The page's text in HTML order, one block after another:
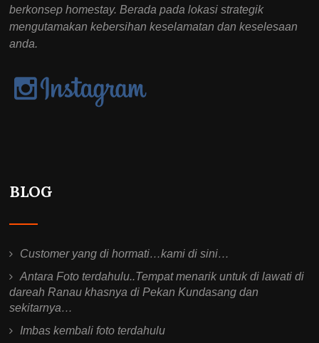
berkonsep homestay. Berada pada lokasi strategik
mengutamakan kebersihan keselamatan dan keselesaan
anda.
BLOG
Customer yang di hormati…kami di sini…
Antara Foto terdahulu..Tempat menarik untuk di lawati di
dareah Ranau khasnya di Pekan Kundasang dan
sekitarnya…
Imbas kembali foto terdahulu